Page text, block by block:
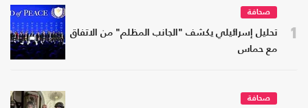
1
صحافة
تحليل إسرائيلي يكشف "الجانب المظلم" من الاتفاق
مع حماس
صحافة